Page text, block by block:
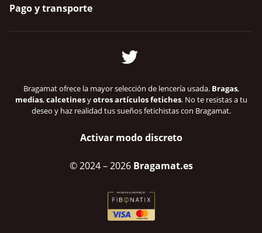
Pago y transporte
Bragamat ofrece la mayor selección de lencería usada. Bragas,
medias,calcetinesyotros artículos fetiches. No te resistas a tu
deseo y haz realidad tus sueños fetichistas con Bragamat.
Activar modo discreto
© 2024– 2026 Bragamat.es